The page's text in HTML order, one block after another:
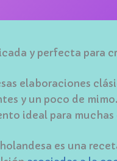
y perfecta para
elaboraciones
y un poco de
ideal para
es una